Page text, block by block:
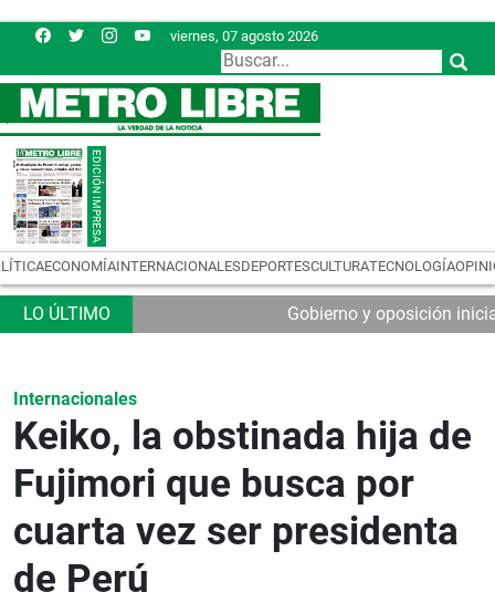
viernes, 07 agosto 2026
ECONOMÍAINTERNACIONALESDEPORTESCULTURATECNOLOGÍA
Gobierno y oposición
Internacionales
Keiko, la obstinada hija de
Fujimori que busca por
cuarta vez ser presidenta
de Perú